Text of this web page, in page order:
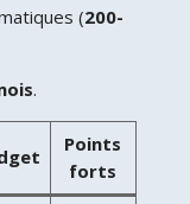
(200-
.
Points
forts